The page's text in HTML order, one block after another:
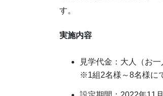
す。
実施内容
見学代金：大人（お
※1組2名様～8名様に